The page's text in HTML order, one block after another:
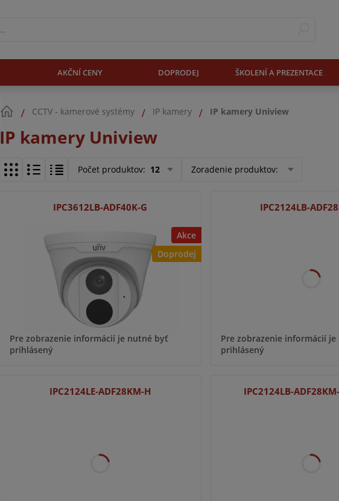
AKČNÍ CENY DOPRODEJ ŠKOLENÍ A PREZENTACE
CCTV - kamerové systémy IP kamery IP kamery Uniview
IP kamery Uniview
Počet produktov: 12 Zoradenie produktov:
Akce
Doprodej
IPC3612LB-ADF40K-G
Pre zobrazenie informácií je nutné byť
prihlásený
IPC2124LB-
Pre zobrazenie informácií
prihlásený
IPC2124LE-ADF28KM-H IPC2124LB-